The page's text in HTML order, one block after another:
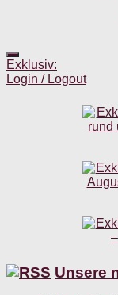
Exklusiv:
Login / Logout
Unsere